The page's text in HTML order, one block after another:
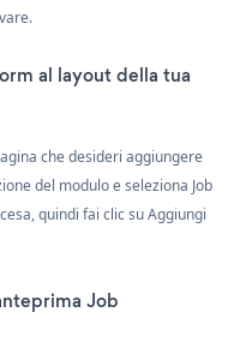
al layout della tua
che desideri aggiungere
del modulo e seleziona Job
quindi fai clic su Aggiungi
Job